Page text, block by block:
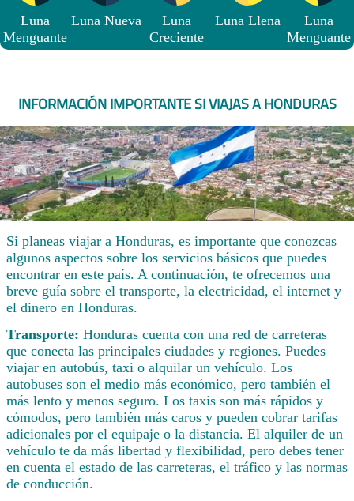
Luna
Menguante
Luna Nueva
Luna
Creciente
Luna Llena
Luna
Menguante
INFORMACIÓN IMPORTANTE SI VIAJAS A HONDURAS
Si planeas viajar a Honduras, es importante que conozcas
algunos aspectos sobre los servicios básicos que puedes
encontrar en este país. A continuación, te ofrecemos una
breve guía sobre el transporte, la electricidad, el internet y
el dinero en Honduras.
Transporte: Honduras cuenta con una red de carreteras
que conecta las principales ciudades y regiones. Puedes
viajar en autobús, taxi o alquilar un vehículo. Los
autobuses son el medio más económico, pero también el
más lento y menos seguro. Los taxis son más rápidos y
cómodos, pero también más caros y pueden cobrar tarifas
adicionales por el equipaje o la distancia. El alquiler de un
vehículo te da más libertad y flexibilidad, pero debes tener
en cuenta el estado de las carreteras, el tráfico y las normas
de conducción.